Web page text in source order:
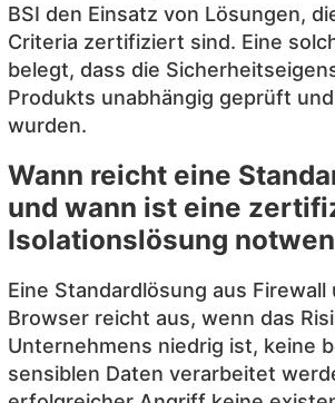
BSI den Einsatz von Lösungen,
Criteria zertifiziert sind. Eine
belegt, dass die
Produkts unabhängig geprüft
wurden.
Wann reicht eine
und wann ist eine
Isolationslösung
Eine Standardlösung aus Firewall
Browser reicht aus, wenn das
Unternehmens niedrig ist, keine
sensiblen Daten verarbeitet